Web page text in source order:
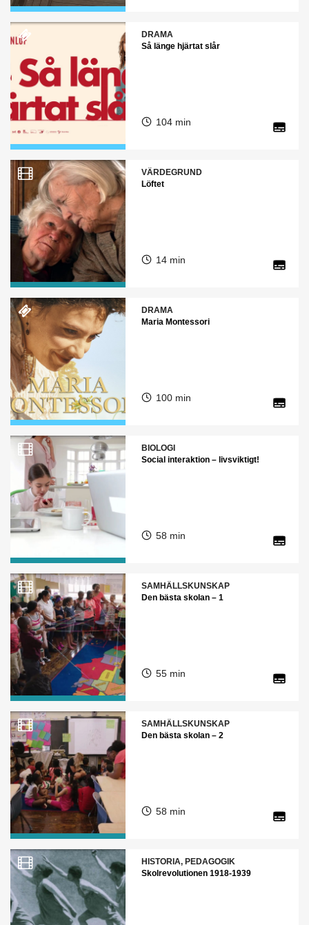
DRAMA
Så länge hjärtat slår
104 min
VÄRDEGRUND
Löftet
14 min
DRAMA
Maria Montessori
100 min
BIOLOGI
Social interaktion – livsviktigt!
58 min
SAMHÄLLSKUNSKAP
Den bästa skolan – 1
55 min
SAMHÄLLSKUNSKAP
Den bästa skolan – 2
58 min
HISTORIA, PEDAGOGIK
Skolrevolutionen 1918-1939